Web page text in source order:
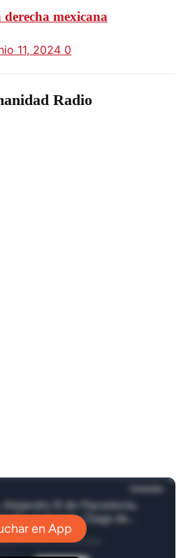
mexicana
11, 2024 0
Radio